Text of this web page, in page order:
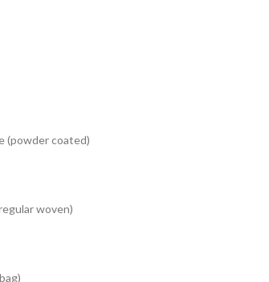
(powder coated)
woven)